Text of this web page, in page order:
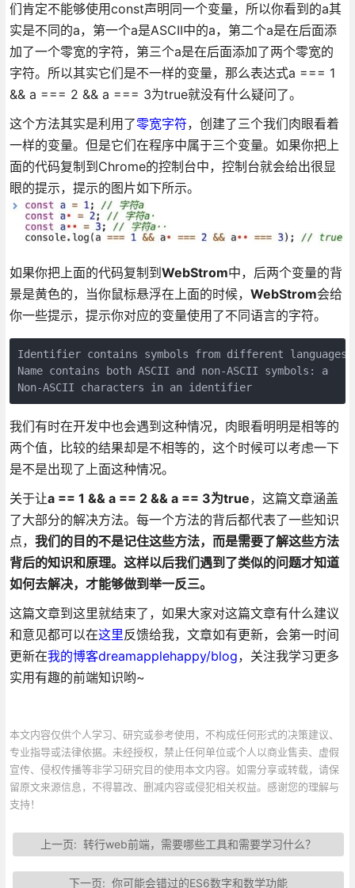
们肯定不能够使用const声明同一个变量，所以你看到的a其
实是不同的a，第一个a是ASCII中的a，第二个a是在后面添
加了一个零宽的字符，第三个a是在后面添加了两个零宽的
字符。所以其实它们是不一样的变量，那么表达式a === 1
&& a‍ === 2 && a‍‍ === 3为true就没有什么疑问了。
这个方法其实是利用了零宽字符，创建了三个我们肉眼看着
一样的变量。但是它们在程序中属于三个变量。如果你把上
面的代码复制到Chrome的控制台中，控制台就会给出很显
眼的提示，提示的图片如下所示。
如果你把上面的代码复制到WebStrom中，后两个变量的背
景是黄色的，当你鼠标悬浮在上面的时候， WebStrom会给
你一些提示，提示你对应的变量使用了不同语言的字符。
Identifier contains symbols from different languages:
Name contains both ASCII and non-ASCII symbols: a‍
Non-ASCII characters in an identifier
我们有时在开发中也会遇到这种情况，肉眼看明明是相等的
两个值，比较的结果却是不相等的，这个时候可以考虑一下
是不是出现了上面这种情况。
关于让a == 1 && a == 2 && a == 3为true，这篇文章涵盖
了大部分的解决方法。每一个方法的背后都代表了一些知识
点， 我们的目的不是记住这些方法，而是需要了解这些方法
背后的知识和原理。这样以后我们遇到了类似的问题才知道
如何去解决，才能够做到举一反三。
这篇文章到这里就结束了，如果大家对这篇文章有什么建议
和意见都可以在这里反馈给我，文章如有更新，会第一时间
更新在我的博客dreamapplehappy/blog，关注我学习更多
实用有趣的前端知识哟~
本文内容仅供个人学习、研究或参考使用，不构成任何形式的决策建议、
专业指导或法律依据。未经授权，禁止任何单位或个人以商业售卖、虚假
宣传、侵权传播等非学习研究目的使用本文内容。如需分享或转载，请保
留原文来源信息，不得篡改、删减内容或侵犯相关权益。感谢您的理解与
支持！
上一页: 转行web前端，需要哪些工具和需要学习什么？
下一页: 你可能会错过的ES6数字和数学功能